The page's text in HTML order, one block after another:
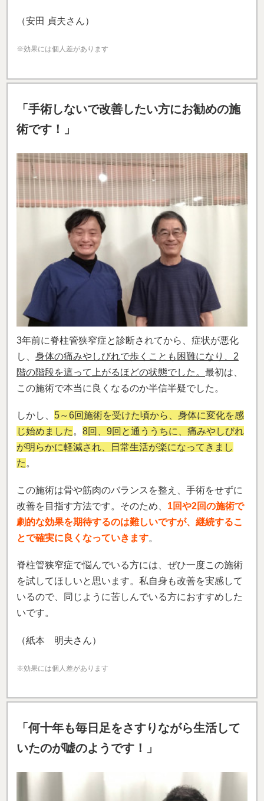
（安田 貞夫さん）
※効果には個人差があります
「手術しないで改善したい方にお勧めの施
術です！」
3年前に脊柱管狭窄症と診断されてから、症状が悪化
し、 身体の痛みやしびれで歩くことも困難になり、2
階の階段を這って上がるほどの状態でした。 最初は、
この施術で本当に良くなるのか半信半疑でした。
しかし、 5～6回施術を受けた頃から、身体に変化を感
じ始めました 。 8回、9回と通ううちに、痛みやしびれ
が明らかに軽減され、日常生活が楽になってきまし
た 。
この施術は骨や筋肉のバランスを整え、手術をせずに
改善を目指す方法です。そのため、 1回や2回の施術で
劇的な効果を期待するのは難しいですが、継続するこ
とで確実に良くなっていきます。
脊柱管狭窄症で悩んでいる方には、ぜひ一度この施術
を試してほしいと思います。私自身も改善を実感して
いるので、同じように苦しんでいる方におすすめした
いです。
（紙本 明夫さん）
※効果には個人差があります
「何十年も毎日足をさすりながら生活して
いたのが嘘のようです！」